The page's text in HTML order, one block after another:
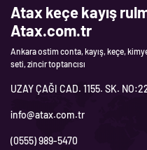
Atax keçe kayış
Atax.com.tr
Ankara ostim conta, kayış, keçe,
seti, zincir toptancısı
UZAY ÇAĞI CAD. 1155. SK.
info@atax.com.tr
(0555) 989-5470